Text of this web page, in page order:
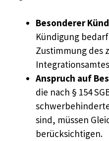
Besonderer
Kündigung
Zustimmung des
Anspruch auf
die nach § 154
sind, müssen
berücksichtigen.